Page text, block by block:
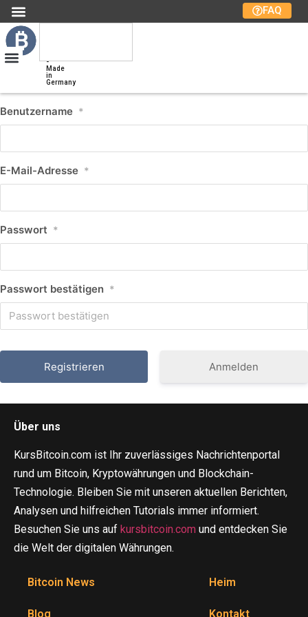
FAQ
-
Made
in
Germany
Benutzername *
E-Mail-Adresse *
Passwort *
Passwort bestätigen *
Anmelden
Über uns
KursBitcoin.com ist Ihr zuverlässiges Nachrichtenportal
rund um Bitcoin, Kryptowährungen und Blockchain-
Technologie. Bleiben Sie mit unseren aktuellen Berichten,
Analysen und hilfreichen Tutorials immer informiert.
Besuchen Sie uns auf kursbitcoin.com und entdecken Sie
die Welt der digitalen Währungen.
Bitcoin News
Blog
Heim
Kontakt